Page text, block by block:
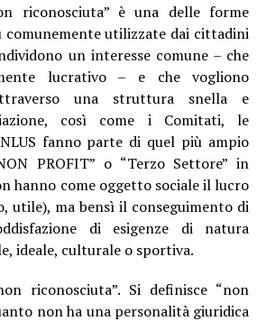
riconosciuta” è una delle forme
comunemente utilizzate dai cittadini
un interesse comune – che
lucrativo – e che vogliono
una struttura snella e
così come i Comitati, le
fanno parte di quel più ampio
PROFIT” o “Terzo Settore” in
hanno come oggetto sociale il lucro
utile), ma bensì il conseguimento di
di esigenze di natura
ideale, culturale o sportiva.
riconosciuta”. Si definisce “non
non ha una personalità giuridica